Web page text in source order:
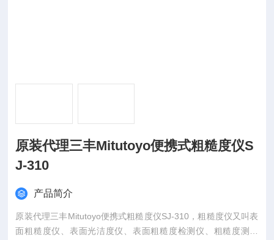
原装代理三丰Mitutoyo便携式粗糙度仪S
J-310
产品简介
原装代理三丰Mitutoyo便携式粗糙度仪SJ-310，粗糙度仪又叫表
面粗糙度仪、表面光洁度仪、表面粗糙度检测仪、粗糙度测量